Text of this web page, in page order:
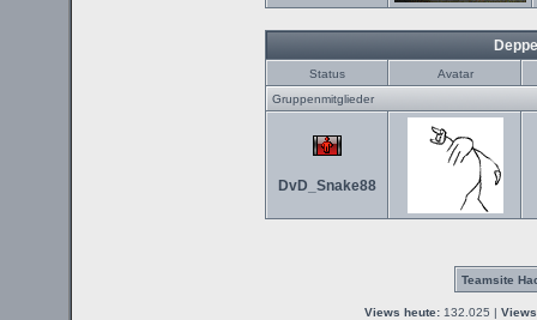
Status
Avatar
Gruppenmitglieder
DvD_Snake88
Teamsite
Views heute: 132.025 |